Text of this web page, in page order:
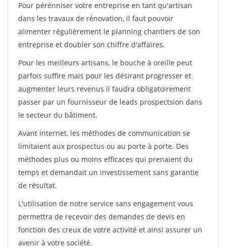
Pour pérénniser votre entreprise en tant qu'artisan
dans les travaux de rénovation, il faut pouvoir
alimenter régulièrement le planning chantiers de son
entreprise et doubler son chiffre d'affaires.
Pour les meilleurs artisans, le bouche à oreille peut
parfois suffire mais pour les désirant progresser et
augmenter leurs revenus il faudra obligatoirement
passer par un fournisseur de leads prospectsion dans
le secteur du bâtiment.
Avant internet, les méthodes de communication se
limitaient aux prospectus ou au porte à porte. Des
méthodes plus ou moins efficaces qui prenaient du
temps et demandait un investissement sans garantie
de résultat.
L'utilisation de notre service sans engagement vous
permettra de recevoir des demandes de devis en
fonction des creux de votre activité et ainsi assurer un
avenir à votre société.